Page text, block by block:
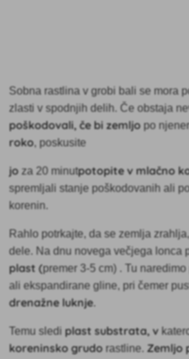
Sobna rastlina v grobi bali se mora
zlasti v spodnjih delih. Če obstaja
poškodovali, če bi zemljo po
roko, poskusite
jo za 20 minutpotopite v mlačno
spremljali stanje poškodovanih ali
korenin.
Rahlo potrkajte, da se zemlja
dele. Na dnu novega večjega lonca
plast (premer 3-5 cm) . Tu
ali ekspandirane gline, pri čemer
drenažne luknje.
Temu slediplast substrata, v
koreninsko grudo rastline.Zemljo